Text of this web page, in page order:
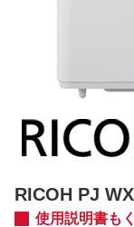
RICOH PJ
使用説明書も